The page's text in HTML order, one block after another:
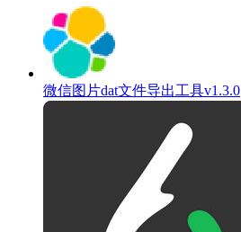
微信图片dat文件导出工具v1.3.0